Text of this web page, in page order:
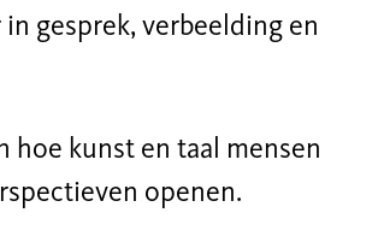
gesprek, verbeelding en
hoe kunst en taal mensen
openen.